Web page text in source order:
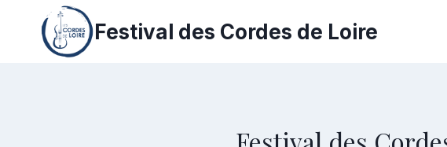
contenu
Festival des Cordes de Loire